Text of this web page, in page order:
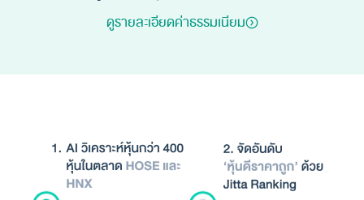
ดูรายละเอียดค่าธรรมเนียม